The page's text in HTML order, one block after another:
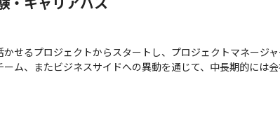
かせるプロジェクトからスタートし、プロジェクトマネー
ーム、またビジネスサイドへの異動を通じて、中長期的には